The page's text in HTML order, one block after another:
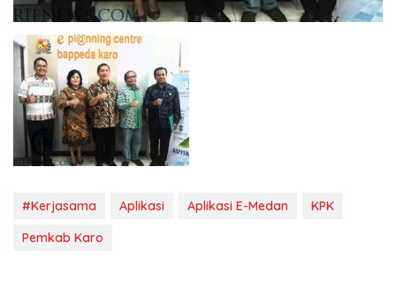
#Kerjasama Aplikasi Aplikasi E-Medan
KPK
Pemkab Karo